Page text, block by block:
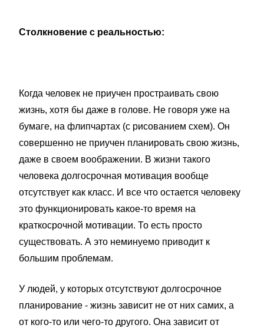
Столкновение с реальностью:
Когда человек не приучен простраивать свою
жизнь, хотя бы даже в голове. Не говоря уже на
бумаге, на флипчартах (с рисованием схем). Он
совершенно не приучен планировать свою жизнь,
даже в своем воображении. В жизни такого
человека долгосрочная мотивация вообще
отсутствует как класс. И все что остается человеку
это функционировать какое-то время на
краткосрочной мотивации. То есть просто
существовать. А это неминуемо приводит к
большим проблемам.
У людей, у которых отсутствуют долгосрочное
планирование - жизнь зависит не от них самих, а
от кого-то или чего-то другого. Она зависит от